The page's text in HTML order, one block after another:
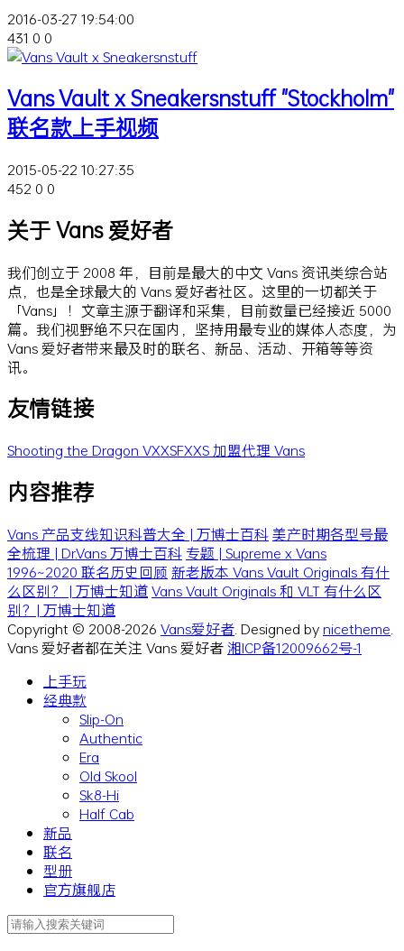
2016-03-27 19:54:00
431 0 0
Vans Vault x Sneakersnstuff "Stockholm"
联名款上手视频
2015-05-22 10:27:35
452 0 0
关于 Vans 爱好者
我们创立于 2008 年，目前是最大的中文 Vans 资讯类综合站
点，也是全球最大的 Vans 爱好者社区。这里的一切都关于
「Vans」！文章主源于翻译和采集，目前数量已经接近 5000
篇。我们视野绝不只在国内，坚持用最专业的媒体人态度，为
Vans 爱好者带来最及时的联名、新品、活动、开箱等等资
讯。
友情链接
Shooting the Dragon VXXSFXXS加盟代理 Vans
内容推荐
Vans 产品支线知识科普大全 | 万博士百科美产时期各型号最
全梳理 | Dr.Vans 万博士百科 专题 | Supreme x Vans
1996~2020 联名历史回顾 新老版本 Vans Vault Originals 有什
么区别？ | 万博士知道Vans Vault Originals 和 VLT 有什么区
别？| 万博士知道
Copyright © 2008-2026 Vans爱好者 . Designed bynicetheme
Vans 爱好者都在关注 Vans 爱好者湘ICP备12009662号-1
上手玩
经典款
Slip-On
Authentic
Era
Old Skool
Sk8-Hi
Half Cab
新品
联名
型册
官方旗舰店